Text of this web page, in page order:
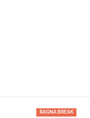
RAGNA BREAK